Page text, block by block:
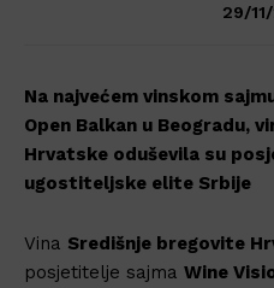
29/
Na najvećem vinskom
Open Balkan u Beogradu,
Hrvatske oduševila su
ugostiteljske elite Srbije
Vina Središnje bregovite
posjetitelje sajma Wine